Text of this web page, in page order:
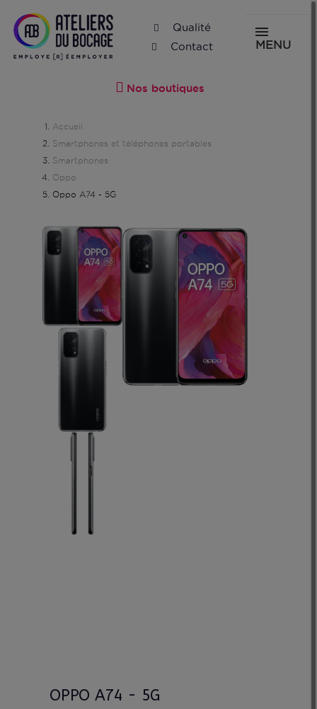
Qualité
Contact
MENU
Nos boutiques
Accueil
Smartphones et téléphones portables
Smartphones
Oppo
Oppo A74 - 5G
OPPO A74 - 5G